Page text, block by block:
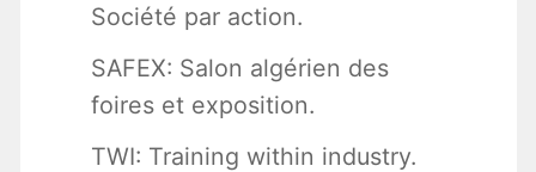
Société par action.
SAFEX: Salon algérien des
foires et exposition.
TWI: Training within industry.